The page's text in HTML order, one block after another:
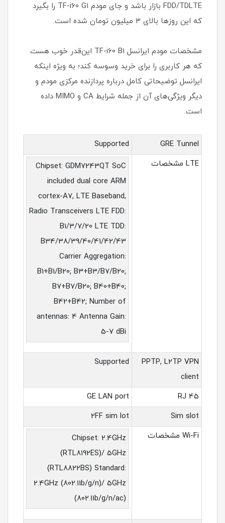
FDD/TDLTE بازار باشد و جای مودم TF-i60 G1 را بگیرد
که این روزها بالای ۳ میلیون تومان شده است.
مشخصات مودم ایرانسل TF-i60 B1 این‌قدر خوب هست
که هر کاربری را برای خرید وسوسه کند؛ به‌ ویژه اینکه
ایرانسل توضیحاتی کامل درباره پردازنده مرکزی مودم و
دیگر ویژگی‌های آن از جمله شرایط CA و MIMO داده
است.
GRE Tunnel
Supported
LTE مشخصات
Chipset: GDM7243QT SoC
included dual core ARM
cortex-A7, LTE Baseband,
Radio Transceivers LTE FDD:
B1/3/7/20 LTE TDD:
B34/38/39/40/41/42/43
Carrier Aggregation:
B1+B1/B20; B3+B3/B7/B20;
B7+B7/B20; B40+B40;
B42+B42; Number of
antennas: 4 Antenna Gain:
5-7 dBi
PPTP, L2TP VPN
client
Supported
RJ 45
GE LAN port
Sim slot
2FF sim lot
Wi-Fi مشخصات
Chipset: 2.4GHz
(RTL8192ES)/ 5GHz
(RTL8822BS) Standard:
2.4GHz (802.11b/g/n)/ 5GHz
(802.11b/g/n/ac)